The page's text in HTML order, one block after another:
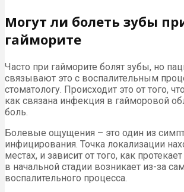
Могут ли болеть зубы
гайморите
Часто при гайморите болят зубы, но
связывают это с воспалительным
стоматологу. Происходит это от того,
как связана инфекция в гайморовой
боль.
Болевые ощущения – это один из
инфицирования. Точка локализации
местах, и зависит от того, как
в начальной стадии возникает из-за
воспалительного процесса.